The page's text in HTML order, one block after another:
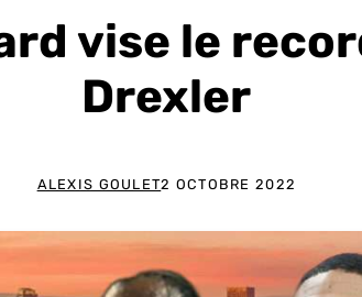
vise le
Drexler
ALEXIS GOULET2 OCTOBRE 2022